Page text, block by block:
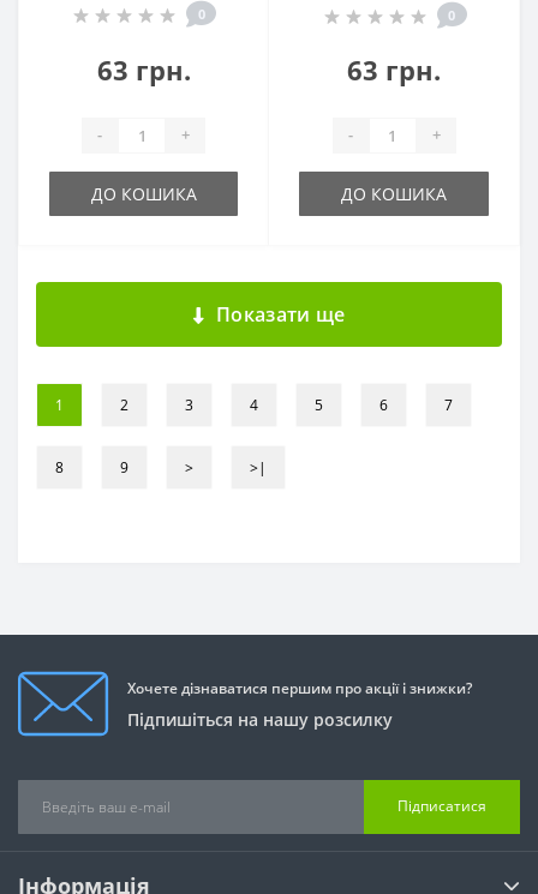
0
63 грн.
- +
ДО КОШИКА
0
63 грн.
- +
ДО КОШИКА
Показати ще
1 2 3 4 5 6 7
8 9 > >|
Хочете дізнаватися першим про акції і знижки?
Підпишіться на нашу розсилку
Підписатися
Інформація